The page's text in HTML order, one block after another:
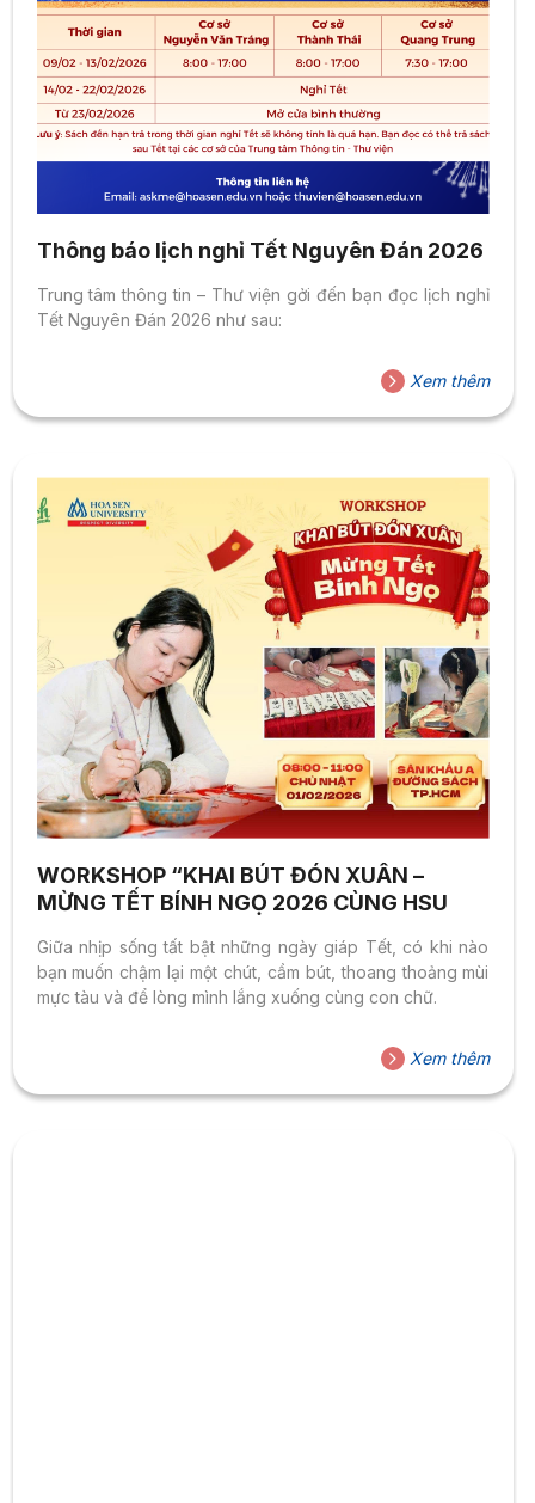
Thông báo lịch nghỉ Tết Nguyên Đán 2026
Trung tâm thông tin – Thư viện gởi đến bạn đọc lịch nghỉ
Tết Nguyên Đán 2026 như sau:
Xem thêm
WORKSHOP “KHAI BÚT ĐÓN XUÂN –
MỪNG TẾT BÍNH NGỌ 2026 CÙNG HSU
Giữa nhịp sống tất bật những ngày giáp Tết, có khi nào
bạn muốn chậm lại một chút, cầm bút, thoang thoảng mùi
mực tàu và để lòng mình lắng xuống cùng con chữ.
Xem thêm